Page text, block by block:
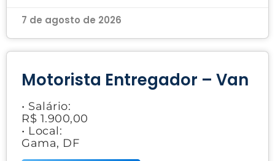
7 de agosto de 2026
Motorista Entregador – Van
• Salário:
R$ 1.900,00
• Local:
Gama, DF